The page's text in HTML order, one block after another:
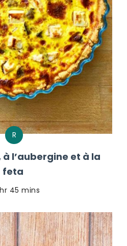
R
l’aubergine et à la
feta
45 mins